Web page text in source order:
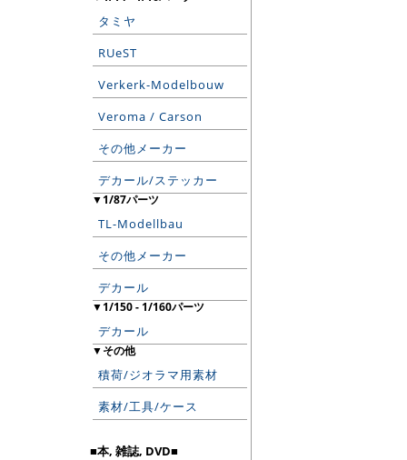
タミヤ
RUeST
Verkerk-Modelbouw
Veroma / Carson
その他メーカー
デカール/ステッカー
▼1/87パーツ
TL-Modellbau
その他メーカー
デカール
▼1/150 - 1/160パーツ
デカール
▼その他
積荷/ジオラマ用素材
素材/工具/ケース
■本, 雑誌, DVD■